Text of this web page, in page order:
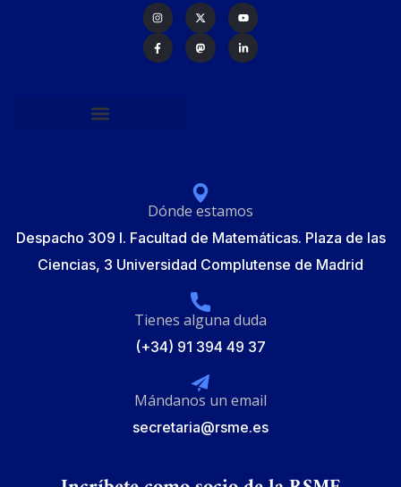
Dónde estamos
Despacho 309 I. Facultad de Matemáticas. Plaza de las
Ciencias, 3 Universidad Complutense de Madrid
Tienes alguna duda
(+34) 91 394 49 37
Mándanos un email
secretaria@rsme.es